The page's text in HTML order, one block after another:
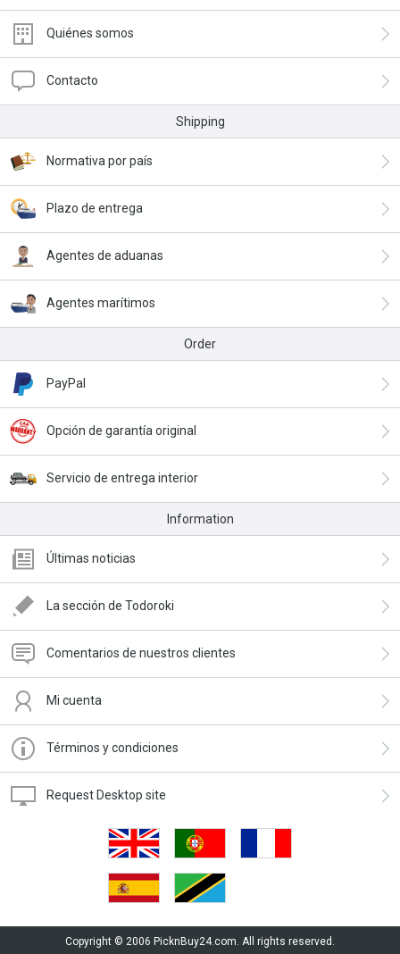
Quiénes somos
Contacto
Shipping
Normativa por país
Plazo de entrega
Agentes de aduanas
Agentes marítimos
Order
PayPal
Opción de garantía original
Servicio de entrega interior
Information
Últimas noticias
La sección de Todoroki
Comentarios de nuestros clientes
Mi cuenta
Términos y condiciones
Request Desktop site
Copyright © 2006 PicknBuy24.com. All rights reserved.